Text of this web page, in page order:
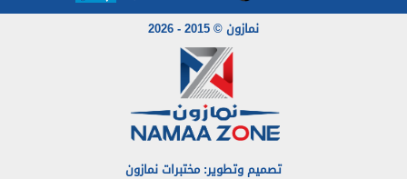
نمازون © 2015 - 2026
تصميم وتطوير: مختبرات نمازون